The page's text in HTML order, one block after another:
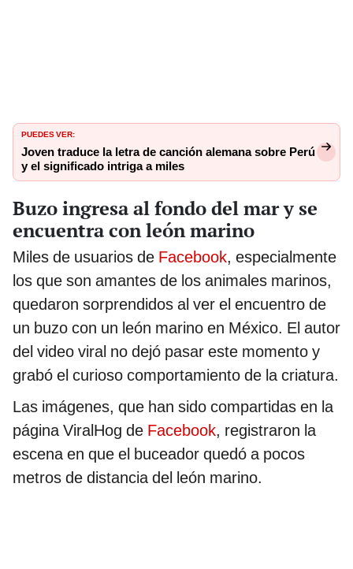
PUEDES VER:
Joven traduce la letra de canción alemana sobre Perú
y el significado intriga a miles
Buzo ingresa al fondo del mar y se
encuentra con león marino
Miles de usuarios de Facebook, especialmente
los que son amantes de los animales marinos,
quedaron sorprendidos al ver el encuentro de
un buzo con un león marino en México. El autor
del video viral no dejó pasar este momento y
grabó el curioso comportamiento de la criatura.
Las imágenes, que han sido compartidas en la
página ViralHog de Facebook, registraron la
escena en que el buceador quedó a pocos
metros de distancia del león marino.